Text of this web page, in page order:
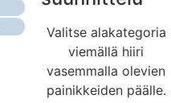
Valitse alakategoria
viemällä hiiri
vasemmalla olevien
painikkeiden päälle.